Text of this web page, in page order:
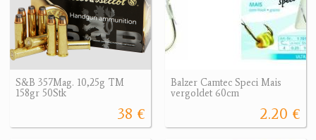
S&B 357Mag. 10,25g TM
158gr 50Stk
38 €
Balzer Camtec Speci Mais
vergoldet 60cm
2.20 €